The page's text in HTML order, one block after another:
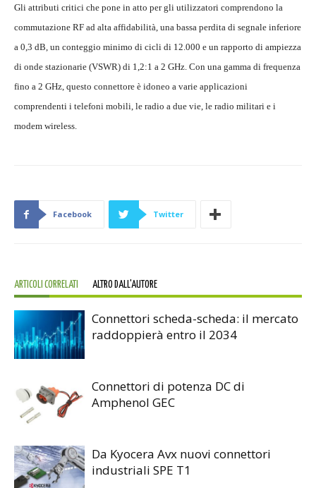
Gli attributi critici che pone in atto per gli utilizzatori comprendono la
commutazione RF ad alta affidabilità, una bassa perdita di segnale inferiore
a 0,3 dB, un conteggio minimo di cicli di 12.000 e un rapporto di ampiezza
di onde stazionarie (VSWR) di 1,2:1 a 2 GHz. Con una gamma di frequenza
fino a 2 GHz, questo connettore è idoneo a varie applicazioni
comprendenti i telefoni mobili, le radio a due vie, le radio militari e i
modem wireless.
Facebook Twitter
ARTICOLI CORRELATI ALTRO DALL'AUTORE
Connettori scheda-scheda: il mercato
raddoppierà entro il 2034
Connettori di potenza DC di
Amphenol GEC
Da Kyocera Avx nuovi connettori
industriali SPE T1